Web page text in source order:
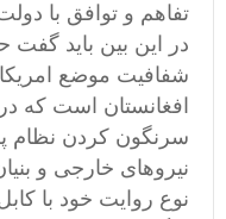
تفاهم و توافق با
در این بین باید
شفافیت موضع امریکا
سرنگون کردن نظام
نیروهای خارجی و
نوع روایت خود با